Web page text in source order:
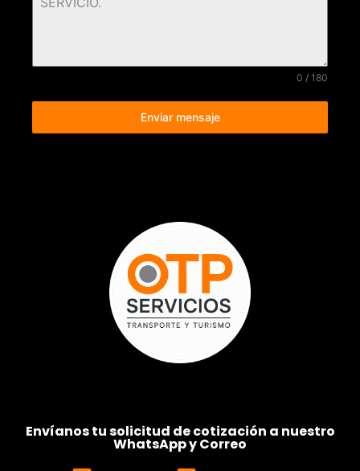
0 / 180
Enviar mensaje
Envíanos tu solicitud de cotización a nuestro
WhatsApp y Correo